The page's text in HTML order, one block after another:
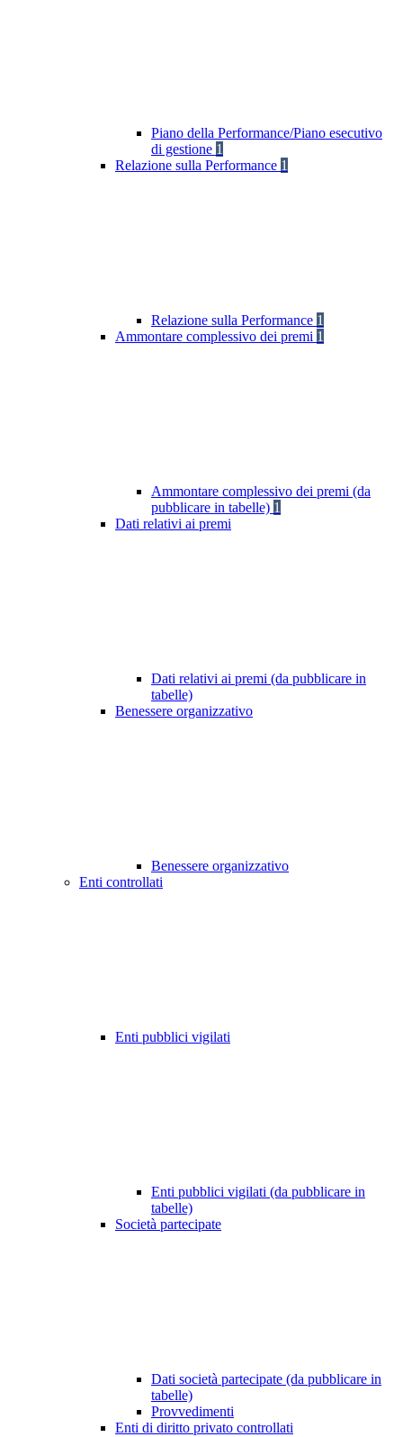
Piano della Performance/Piano esecutivo
di gestione 1
Relazione sulla Performance 1
Relazione sulla Performance 1
Ammontare complessivo dei premi 1
Ammontare complessivo dei premi (da
pubblicare in tabelle) 1
Dati relativi ai premi
Dati relativi ai premi (da pubblicare in
tabelle)
Benessere organizzativo
Benessere organizzativo
Enti controllati
Enti pubblici vigilati
Enti pubblici vigilati (da pubblicare in
tabelle)
Società partecipate
Dati società partecipate (da pubblicare in
tabelle)
Provvedimenti
Enti di diritto privato controllati